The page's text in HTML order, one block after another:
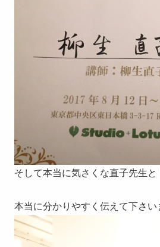
そして本当に気さくな直子先生
本当に分かりやすく伝えて下さ